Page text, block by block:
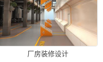
厂房装修设计